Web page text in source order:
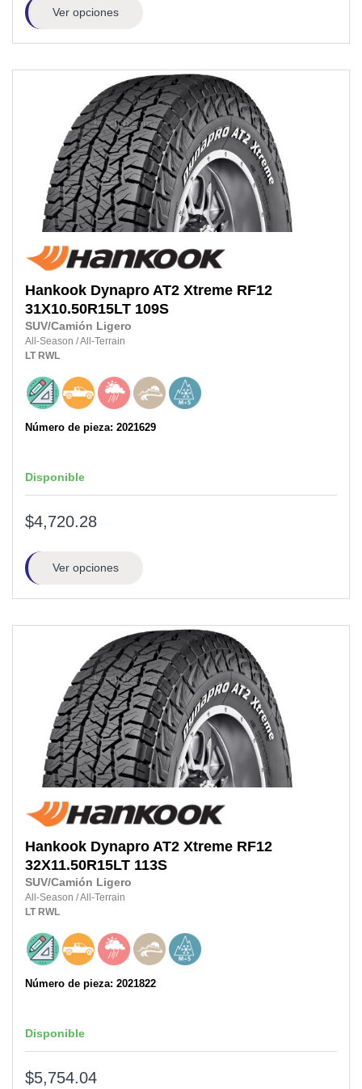
Ver opciones
Hankook Dynapro AT2 Xtreme RF12
31X10.50R15LT 109S
SUV/Camión Ligero
All-Season /All-Terrain
LT RWL
Número de pieza: 2021629
Disponible
$4,720.28
Ver opciones
Hankook Dynapro AT2 Xtreme RF12
32X11.50R15LT 113S
SUV/Camión Ligero
All-Season /All-Terrain
LT RWL
Número de pieza: 2021822
Disponible
$5,754.04